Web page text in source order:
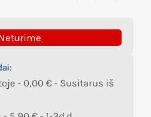
- 0,00 € - Susitarus iš